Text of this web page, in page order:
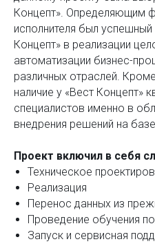
Концепт». Определяющим
исполнителя был
Концепт» в реализации
автоматизации бизнес-
различных отраслей.
наличие у «Вест Концепт»
специалистов именно в
внедрения решений на
Проект включил в себя
Техническое
Реализация
Перенос данных из
Проведение обучения
Запуск и сервисная